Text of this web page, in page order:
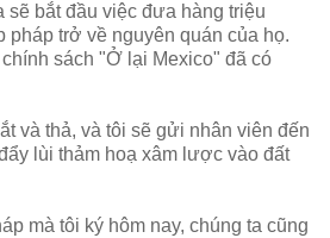
sẽ bắt đầu việc đưa hàng triệu
trở về nguyên quán của họ.
sách "Ở lại Mexico" đã có
và thả, và tôi sẽ gửi nhân viên đến
lùi thảm hoạ xâm lược vào đất
mà tôi ký hôm nay, chúng ta cũng